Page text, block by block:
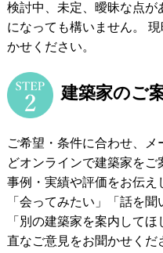
検討中、未定、曖昧な点が
になっても構いません。
現
かせください。
建築家のご
ご希望・条件に合わせ、メ
どオンラインで建築家をご
事例・実績や評価をお伝え
「会ってみたい」「話を聞
「別の建築家を案内して
直なご意見をお聞かせくだ